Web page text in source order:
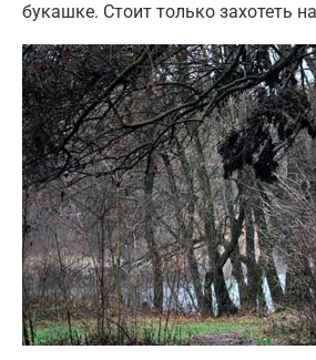
букашке. Стоит только захотеть